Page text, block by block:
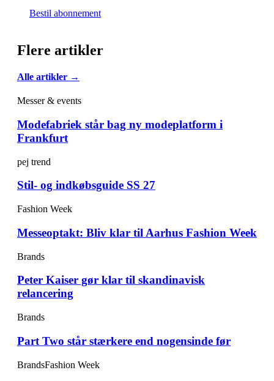
Bestil abonnement
Flere artikler
Alle artikler →
Messer & events
Modefabriek står bag ny modeplatform i
Frankfurt
pej trend
Stil- og indkøbsguide SS 27
Fashion Week
Messeoptakt: Bliv klar til Aarhus Fashion Week
Brands
Peter Kaiser gør klar til skandinavisk
relancering
Brands
Part Two står stærkere end nogensinde før
BrandsFashion Week